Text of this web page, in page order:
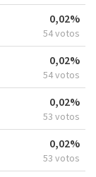
0,02%
54 votos
0,02%
54 votos
0,02%
53 votos
0,02%
53 votos